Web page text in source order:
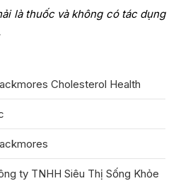
là thuốc và không có tác dụng
Cholesterol Health
ty TNHH Siêu Thị Sống Khỏe